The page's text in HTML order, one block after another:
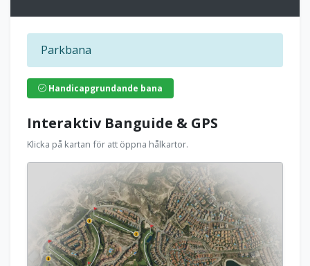
Parkbana
Handicapgrundande bana
Interaktiv Banguide & GPS
Klicka på kartan för att öppna hålkartor.